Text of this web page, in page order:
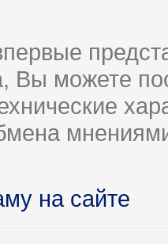
Вы можете
на сайте